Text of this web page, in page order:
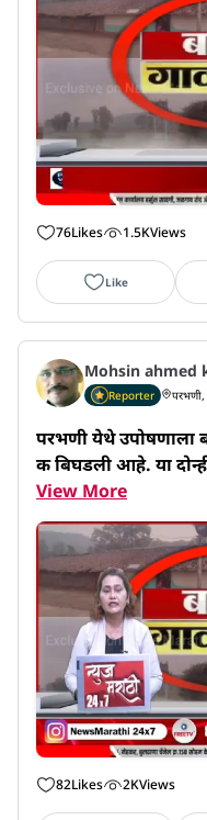
76Likes 1.5KViews
Like
Mohsin ahmed
Reporter परभणी,
परभणी येथे उपोषणाला
क बिघडली आहे. या
View More
82Likes 2KViews